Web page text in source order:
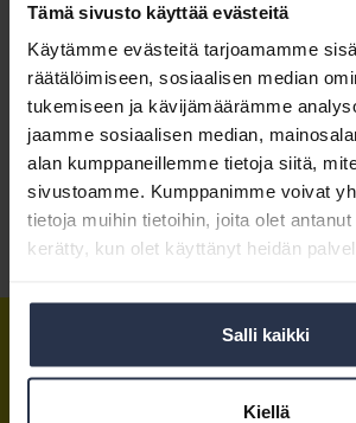
Tämä sivusto käyttää evästeitä
Käytämme evästeitä tarjoamamme
räätälöimiseen, sosiaalisen median
tukemiseen ja kävijämäärämme
jaamme sosiaalisen median,
alan kumppaneillemme tietoja siitä,
sivustoamme. Kumppanimme voivat
tietoja muihin tietoihin, joita olet
kerätty, kun olet käyttänyt heidän
Salli kaikki
Kiellä
Tämä osio on
Isännöintiliiton
Kirjaudu sisään
Tietoa jäsenyydestä
Isännöintiliitto